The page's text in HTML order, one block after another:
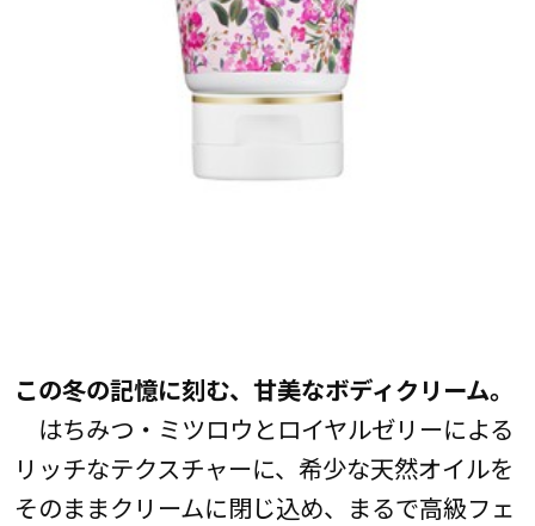
この冬の記憶に刻む、甘美なボディクリーム。
はちみつ・ミツロウとロイヤルゼリーによる
リッチなテクスチャーに、希少な天然オイルを
そのままクリームに閉じ込め、まるで高級フェ